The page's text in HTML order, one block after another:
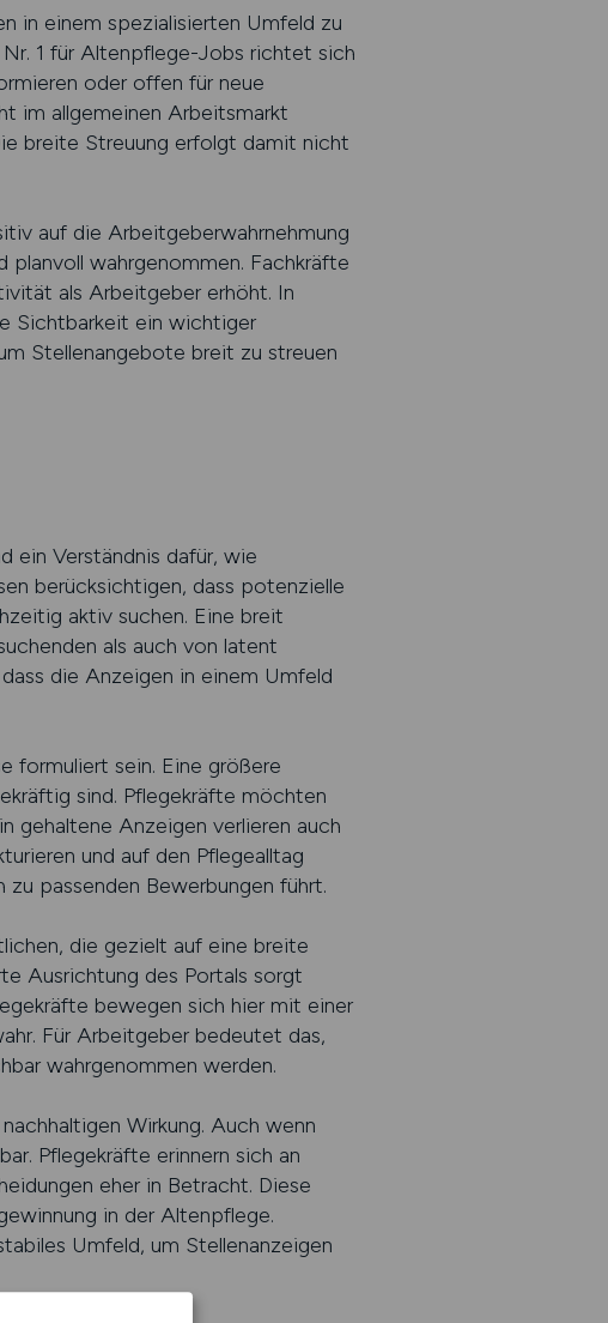
in einem spezialisierten Umfeld zu
1 für Altenpflege-Jobs richtet sich
oder offen für neue
im allgemeinen Arbeitsmarkt
breite Streuung erfolgt damit nicht
auf die Arbeitgeberwahrnehmung
planvoll wahrgenommen. Fachkräfte
als Arbeitgeber erhöht. In
Sichtbarkeit ein wichtiger
Stellenangebote breit zu streuen
ein Verständnis dafür, wie
berücksichtigen, dass potenzielle
aktiv suchen. Eine breit
als auch von latent
die Anzeigen in einem Umfeld
formuliert sein. Eine größere
sind. Pflegekräfte möchten
gehaltene Anzeigen verlieren auch
und auf den Pflegealltag
passenden Bewerbungen führt.
die gezielt auf eine breite
Ausrichtung des Portals sorgt
bewegen sich hier mit einer
Für Arbeitgeber bedeutet das,
wahrgenommen werden.
Wirkung. Auch wenn
Pflegekräfte erinnern sich an
eher in Betracht. Diese
in der Altenpflege.
Umfeld, um Stellenanzeigen